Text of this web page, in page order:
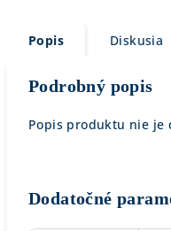
Popis Diskusia
Podrobný popis
Popis produktu nie je
Dodatočné